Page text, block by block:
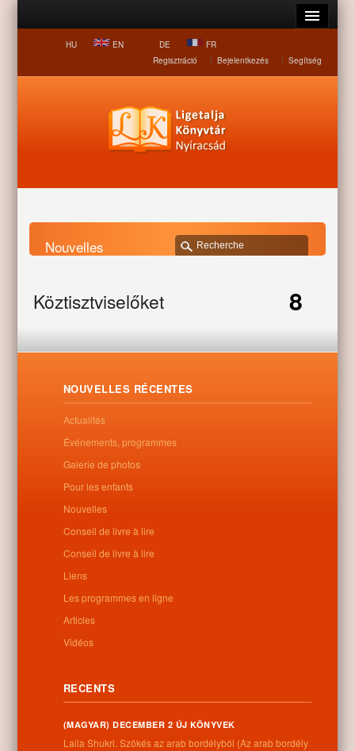
HU EN DE
FR
Regisztráció
| Bejelentkezés | Segítség
Nouvelles
köszöntöttek
Köztisztviselőket 8
NOUVELLES RÉCENTES
Actualités
Événements, programmes
Galerie de photos
Pour les enfants
Nouvelles
Conseil de livre à lire
Conseil de livre à lire
Liens
Les programmes en ligne
Articles
Vidéos
RECENTS
(MAGYAR) DECEMBER 2 ÚJ KÖNYVEK
Laila Shukri. Szökés ​az arab bordélyból (Az arab bordély